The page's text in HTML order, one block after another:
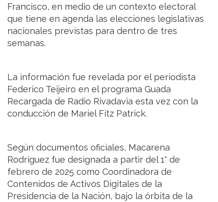
Francisco, en medio de un contexto electoral
que tiene en agenda las elecciones legislativas
nacionales previstas para dentro de tres
semanas.
La información fue revelada por el periodista
Federico Teijeiro en el programa Guada
Recargada de Radio Rivadavia esta vez con la
conducción de Mariel Fitz Patrick.
Según documentos oficiales, Macarena
Rodríguez fue designada a partir del 1° de
febrero de 2025 como Coordinadora de
Contenidos de Activos Digitales de la
Presidencia de la Nación, bajo la órbita de la